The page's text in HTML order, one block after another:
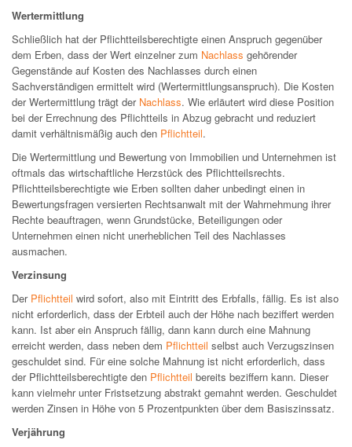
Wertermittlung
Schließlich hat der Pflichtteilsberechtigte einen Anspruch gegenüber
dem Erben, dass der Wert einzelner zum Nachlass gehörender
Gegenstände auf Kosten des Nachlasses durch einen
Sachverständigen ermittelt wird (Wertermittlungsanspruch). Die Kosten
der Wertermittlung trägt der Nachlass. Wie erläutert wird diese Position
bei der Errechnung des Pflichtteils in Abzug gebracht und reduziert
damit verhältnismäßig auch den Pflichtteil.
Die Wertermittlung und Bewertung von Immobilien und Unternehmen ist
oftmals das wirtschaftliche Herzstück des Pflichtteilsrechts.
Pflichtteilsberechtigte wie Erben sollten daher unbedingt einen in
Bewertungsfragen versierten Rechtsanwalt mit der Wahrnehmung ihrer
Rechte beauftragen, wenn Grundstücke, Beteiligungen oder
Unternehmen einen nicht unerheblichen Teil des Nachlasses
ausmachen.
Verzinsung
Der Pflichtteil wird sofort, also mit Eintritt des Erbfalls, fällig. Es ist also
nicht erforderlich, dass der Erbteil auch der Höhe nach beziffert werden
kann. Ist aber ein Anspruch fällig, dann kann durch eine Mahnung
erreicht werden, dass neben dem Pflichtteil selbst auch Verzugszinsen
geschuldet sind. Für eine solche Mahnung ist nicht erforderlich, dass
der Pflichtteilsberechtigte den Pflichtteil bereits beziffern kann. Dieser
kann vielmehr unter Fristsetzung abstrakt gemahnt werden. Geschuldet
werden Zinsen in Höhe von 5 Prozentpunkten über dem Basiszinssatz.
Verjährung